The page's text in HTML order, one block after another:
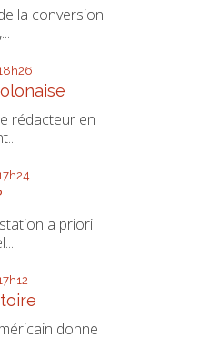
la conversion
rédacteur en
a priori
donne